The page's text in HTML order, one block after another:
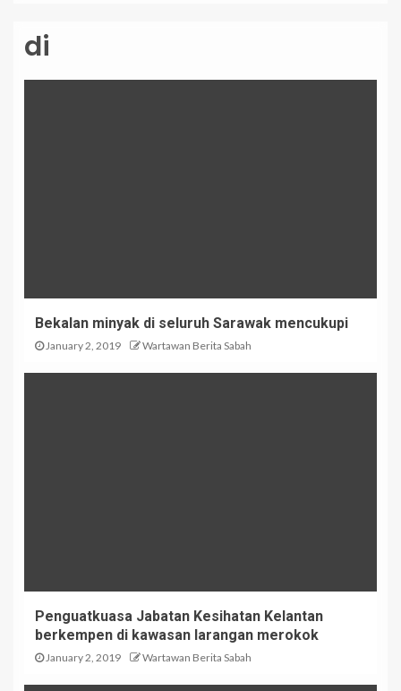
di
Bekalan minyak di seluruh Sarawak mencukupi
January 2, 2019 Wartawan Berita Sabah
Penguatkuasa Jabatan Kesihatan Kelantan
berkempen di kawasan larangan merokok
January 2, 2019 Wartawan Berita Sabah